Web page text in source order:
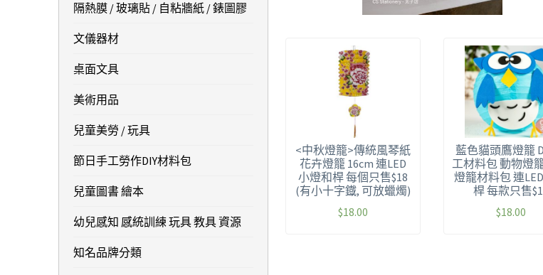
<中秋燈籠>傳統風琴紙
花卉燈籠 16cm 連LED
小燈和桿 每個只售$18
(有小十字鐡, 可放蠟燭)
$18.00
藍色貓頭鷹燈籠
工材料包 動物燈
燈籠材料包 連
桿 每款只售
$18.00
隔熱膜 / 玻璃貼 / 自粘牆紙 / 錶圖膠
文儀器材
桌面文具
美術用品
兒童美勞 / 玩具
節日手工勞作DIY材料包
兒童圖書 繪本
幼兒感知 感統訓練 玩具 教具 資源
知名品牌分類